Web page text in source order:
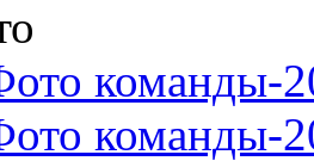
команды-
команды-